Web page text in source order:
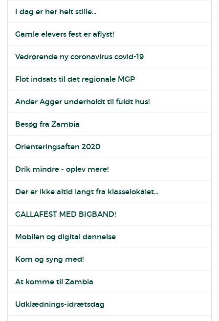
I dag er her helt stille...
Gamle elevers fest er aflyst!
Vedrørende ny coronavirus covid-19
Flot indsats til det regionale MGP
Ander Agger underholdt til fuldt hus!
Besøg fra Zambia
Orienteringsaften 2020
Drik mindre - oplev mere!
Der er ikke altid langt fra klasselokalet...
GALLAFEST MED BIGBAND!
Mobilen og digital dannelse
Kom og syng med!
At komme til Zambia
Udklædnings-idrætsdag